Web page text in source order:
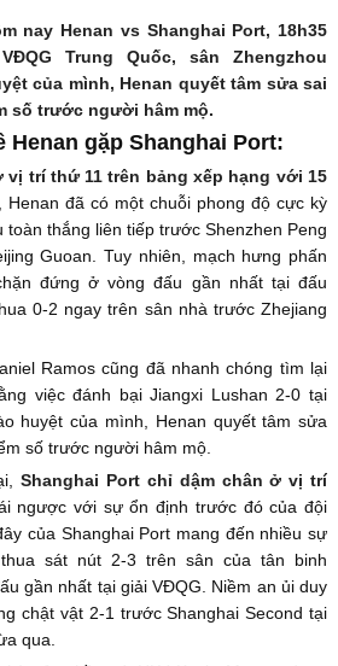
nay Henan vs Shanghai Port, 18h35
Trung Quốc, sân Zhengzhou
của mình, Henan quyết tâm sửa sai
số trước người hâm mộ.
Henan gặp Shanghai Port:
vị trí thứ 11 trên bảng xếp hạng với 15
Henan đã có một chuỗi phong độ cực kỳ
toàn thắng liên tiếp trước Shenzhen Peng
Guoan. Tuy nhiên, mạch hưng phấn
đứng ở vòng đấu gần nhất tại đấu
0-2 ngay trên sân nhà trước Zhejiang
Ramos cũng đã nhanh chóng tìm lại
việc đánh bại Jiangxi Lushan 2-0 tại
huyệt của mình, Henan quyết tâm sửa
số trước người hâm mộ.
Shanghai Port chỉ dậm chân ở vị trí
ngược với sự ổn định trước đó của đội
của Shanghai Port mang đến nhiều sự
sát nút 2-3 trên sân của tân binh
gần nhất tại giải VĐQG. Niềm an ủi duy
chật vật 2-1 trước Shanghai Second tại
qua.